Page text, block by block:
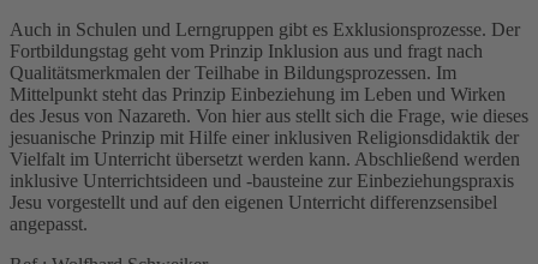
Auch in Schulen und Lerngruppen gibt es Exklusionsprozesse. Der
Fortbildungstag geht vom Prinzip Inklusion aus und fragt nach
Qualitätsmerkmalen der Teilhabe in Bildungsprozessen. Im
Mittelpunkt steht das Prinzip Einbeziehung im Leben und Wirken
des Jesus von Nazareth. Von hier aus stellt sich die Frage, wie dieses
jesuanische Prinzip mit Hilfe einer inklusiven Religionsdidaktik der
Vielfalt im Unterricht übersetzt werden kann. Abschließend werden
inklusive Unterrichtsideen und -bausteine zur Einbeziehungspraxis
Jesu vorgestellt und auf den eigenen Unterricht differenzsensibel
angepasst.